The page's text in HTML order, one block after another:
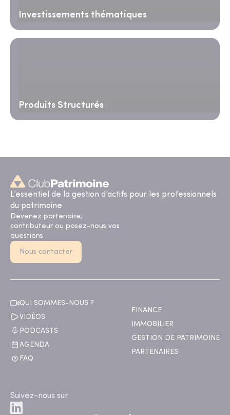
Investissements thématiques
Produits Structurés
L’essentiel de la gestion d’actifs pour les professionnels
du patrimoine
Devenez partenaire,
contributeur ou posez-nous vos
questions
Nous contacter
QUI SOMMES-NOUS ?
VIDÉOS
PODCASTS
AGENDA
FAQ
FINANCE
IMMOBILIER
GESTION DE PATRIMOINE
PARTENAIRES
Suivez-nous sur